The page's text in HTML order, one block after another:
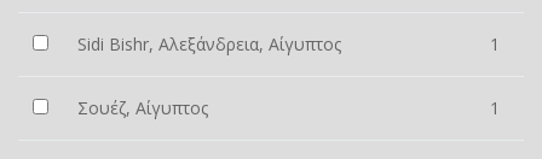
Sidi Bishr, Αλεξάνδρεια, Αίγυπτος 1
Σουέζ, Αίγυπτος 1